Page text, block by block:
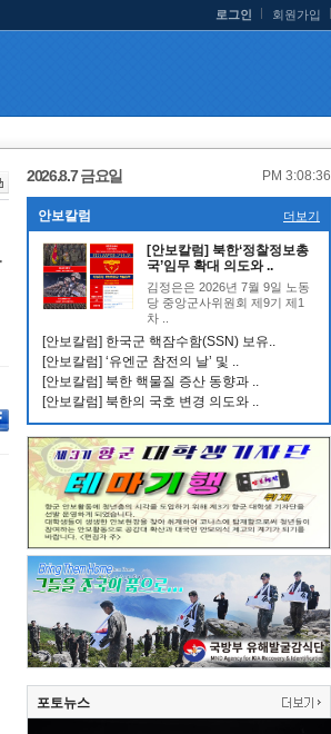
로그인 회원가입
2026.8.7 금요일 PM 3:08:37
안보칼럼 더보기
[안보칼럼] 북한‘정찰정보총
국’임무 확대 의도와 ..
김정은은 2026년 7월 9일 노동
당 중앙군사위원회 제9기 제1
차 ..
[안보칼럼] 한국군 핵잠수함(SSN) 보유..
[안보칼럼] ‘유엔군 참전의 날’ 및 ..
[안보칼럼] 북한 핵물질 증산 동향과 ..
[안보칼럼] 북한의 국호 변경 의도와 ..
포토뉴스